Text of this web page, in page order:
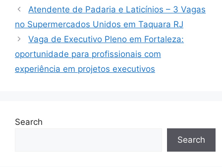
Atendente de Padaria e Laticínios – 3 Vagas
no Supermercados Unidos em Taquara RJ
Vaga de Executivo Pleno em Fortaleza:
oportunidade para profissionais com
experiência em projetos executivos
Search
Search